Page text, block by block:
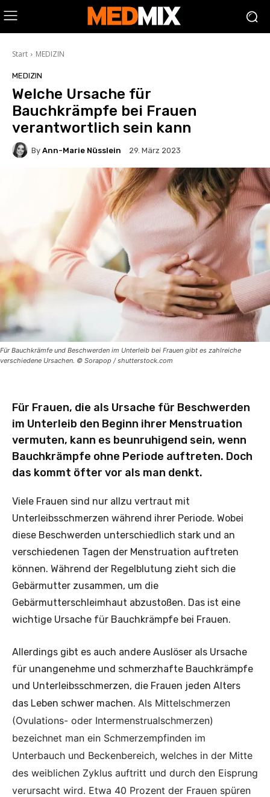
Start MEDIZIN
MEDIZIN
Welche Ursache für
Bauchkrämpfe bei Frauen
verantwortlich sein kann
By Ann-Marie Nüsslein 29. März 2023
Für Bauchkrämfe und Beschwerden im Unterleib bei Frauen gibt es zahlreiche
verschiedene Ursachen. © Sorapop / shutterstock.com
Für Frauen, die als Ursache für Beschwerden
im Unterleib den Beginn ihrer Menstruation
vermuten, kann es beunruhigend sein, wenn
Bauchkrämpfe ohne Periode auftreten. Doch
das kommt öfter vor als man denkt.
Viele Frauen sind nur allzu vertraut mit
Unterleibsschmerzen während ihrer Periode. Wobei
diese Beschwerden unterschiedlich stark und an
verschiedenen Tagen der Menstruation auftreten
können. Während der Regelblutung zieht sich die
Gebärmutter zusammen, um die
Gebärmutterschleimhaut abzustoßen. Das ist eine
wichtige Ursache für Bauchkrämpfe bei Frauen.
Allerdings gibt es auch andere Auslöser als Ursache
für unangenehme und schmerzhafte Bauchkrämpfe
und Unterleibsschmerzen, die Frauen jeden Alters
das Leben schwer machen. Als Mittelschmerzen
(Ovulations- oder Intermenstrualschmerzen)
bezeichnet man ein Schmerzempfinden im
Unterbauch und Beckenbereich, welches in der Mitte
des weiblichen Zyklus auftritt und durch den Eisprung
verursacht wird. Etwa 40 Prozent der Frauen spüren